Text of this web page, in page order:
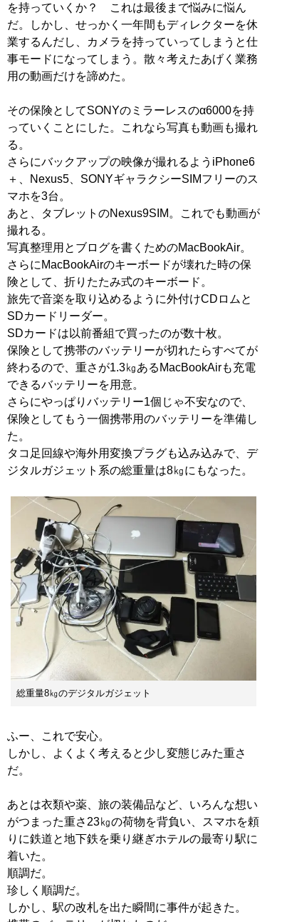
を持っていくか？ これは最後まで悩みに悩ん
だ。しかし、せっかく一年間もディレクターを休
業するんだし、カメラを持っていってしまうと仕
事モードになってしまう。散々考えたあげく業務
用の動画だけを諦めた。
その保険としてSONYのミラーレスのα6000を持
っていくことにした。これなら写真も動画も撮れ
る。
さらにバックアップの映像が撮れるようiPhone6
＋、Nexus5、SONYギャラクシーSIMフリーのス
マホを3台。
あと、タブレットのNexus9SIM。これでも動画が
撮れる。
写真整理用とブログを書くためのMacBookAir。
さらにMacBookAirのキーボードが壊れた時の保
険として、折りたたみ式のキーボード。
旅先で音楽を取り込めるように外付けCDロムと
SDカードリーダー。
SDカードは以前番組で買ったのが数十枚。
保険として携帯のバッテリーが切れたらすべてが
終わるので、重さが1.3㎏あるMacBookAirも充電
できるバッテリーを用意。
さらにやっぱりバッテリー1個じゃ不安なので、
保険としてもう一個携帯用のバッテリーを準備し
た。
タコ足回線や海外用変換プラグも込み込みで、デ
ジタルガジェット系の総重量は8㎏にもなった。
総重量8㎏のデジタルガジェット
ふー、これで安心。
しかし、よくよく考えると少し変態じみた重さ
だ。
あとは衣類や薬、旅の装備品など、いろんな想い
がつまった重さ23㎏の荷物を背負い、スマホを頼
りに鉄道と地下鉄を乗り継ぎホテルの最寄り駅に
着いた。
順調だ。
珍しく順調だ。
しかし、駅の改札を出た瞬間に事件が起きた。